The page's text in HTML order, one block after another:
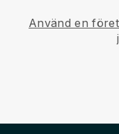
Använd en